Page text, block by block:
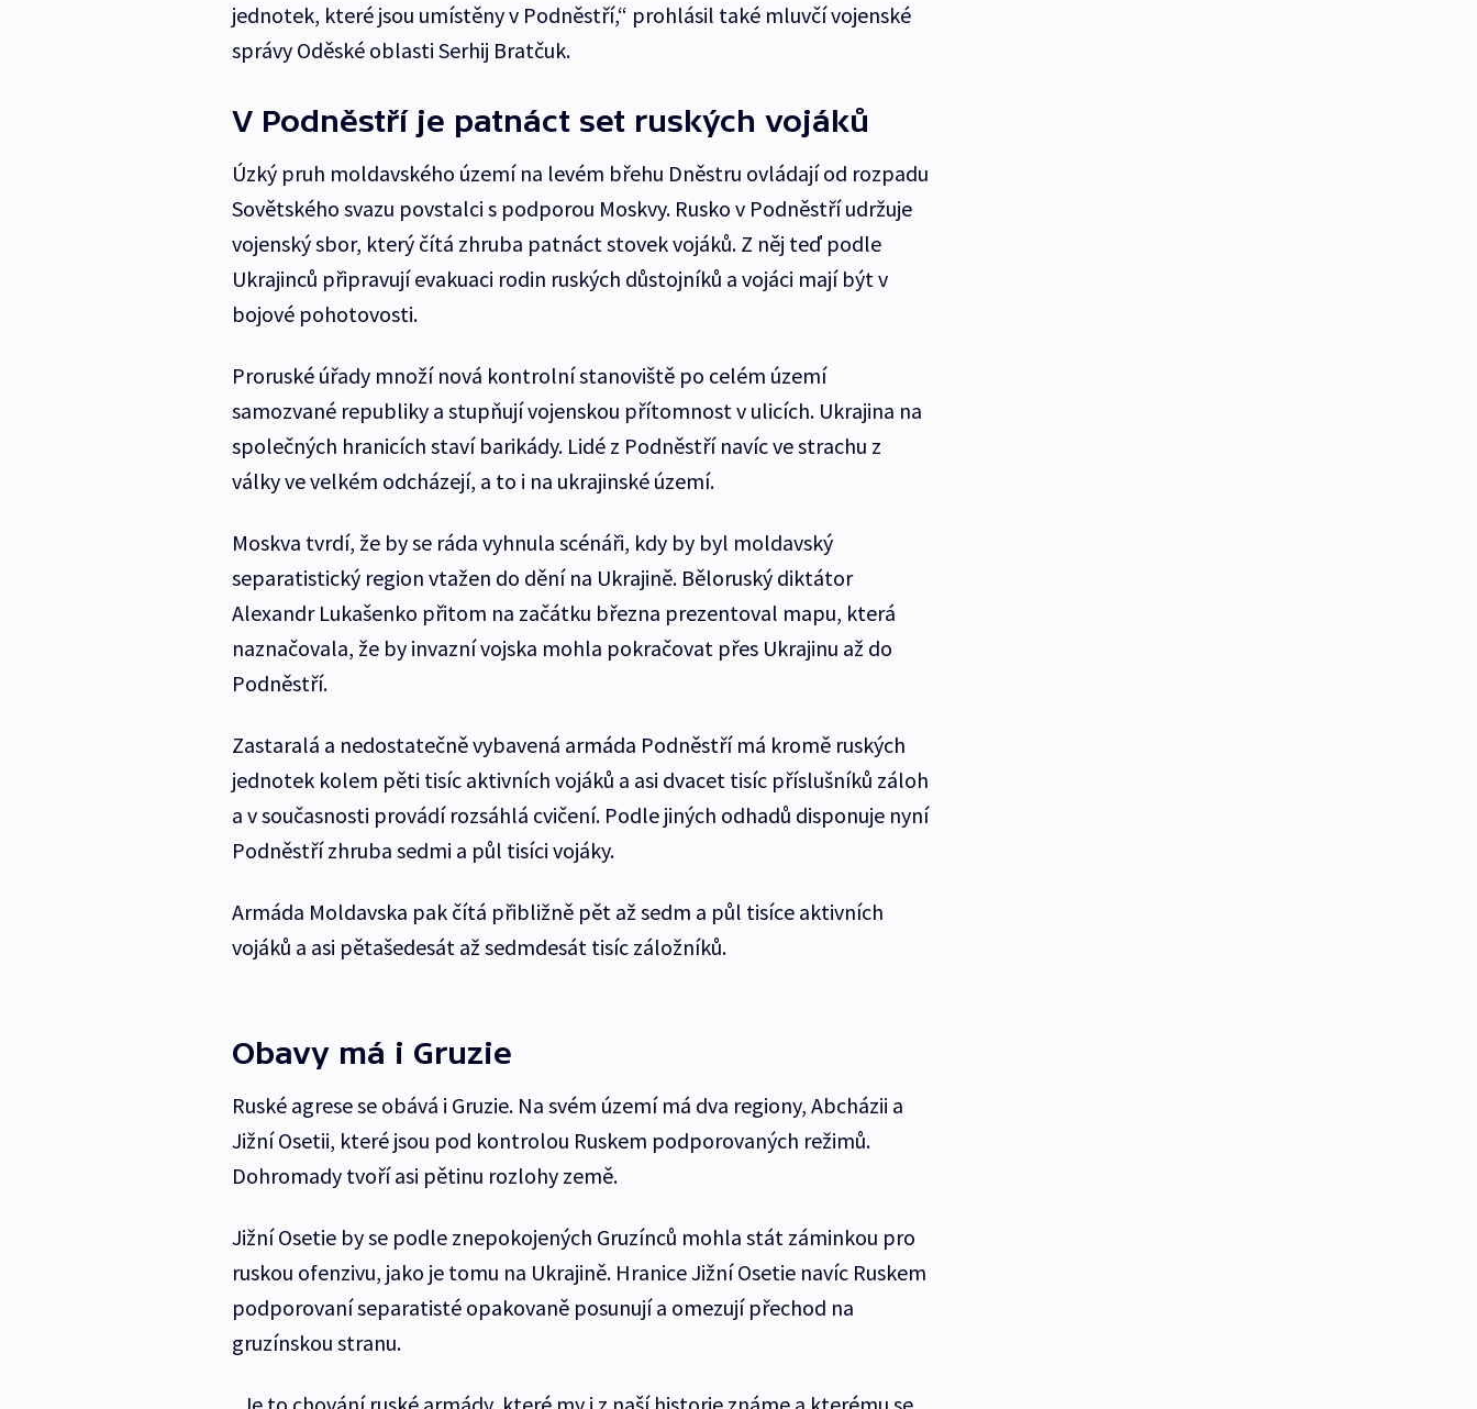
jednotek, které jsou umístěny v Podněstří,“ prohlásil také mluvčí vojenské
správy Oděské oblasti Serhij Bratčuk.
V Podněstří je patnáct set ruských vojáků
Úzký pruh moldavského území na levém břehu Dněstru ovládají od rozpadu
Sovětského svazu povstalci s podporou Moskvy. Rusko v Podněstří udržuje
vojenský sbor, který čítá zhruba patnáct stovek vojáků. Z něj teď podle
Ukrajinců připravují evakuaci rodin ruských důstojníků a vojáci mají být v
bojové pohotovosti.
Proruské úřady množí nová kontrolní stanoviště po celém území
samozvané republiky a stupňují vojenskou přítomnost v ulicích. Ukrajina na
společných hranicích staví barikády. Lidé z Podněstří navíc ve strachu z
války ve velkém odcházejí, a to i na ukrajinské území.
Moskva tvrdí, že by se ráda vyhnula scénáři, kdy by byl moldavský
separatistický region vtažen do dění na Ukrajině. Běloruský diktátor
Alexandr Lukašenko přitom na začátku března prezentoval mapu, která
naznačovala, že by invazní vojska mohla pokračovat přes Ukrajinu až do
Podněstří.
Zastaralá a nedostatečně vybavená armáda Podněstří má kromě ruských
jednotek kolem pěti tisíc aktivních vojáků a asi dvacet tisíc příslušníků záloh
a v současnosti provádí rozsáhlá cvičení. Podle jiných odhadů disponuje nyní
Podněstří zhruba sedmi a půl tisíci vojáky.
Armáda Moldavska pak čítá přibližně pět až sedm a půl tisíce aktivních
vojáků a asi pětašedesát až sedmdesát tisíc záložníků.
Obavy má i Gruzie
Ruské agrese se obává i Gruzie. Na svém území má dva regiony, Abcházii a
Jižní Osetii, které jsou pod kontrolou Ruskem podporovaných režimů.
Dohromady tvoří asi pětinu rozlohy země.
Jižní Osetie by se podle znepokojených Gruzínců mohla stát záminkou pro
ruskou ofenzivu, jako je tomu na Ukrajině. Hranice Jižní Osetie navíc Ruskem
podporovaní separatisté opakovaně posunují a omezují přechod na
gruzínskou stranu.